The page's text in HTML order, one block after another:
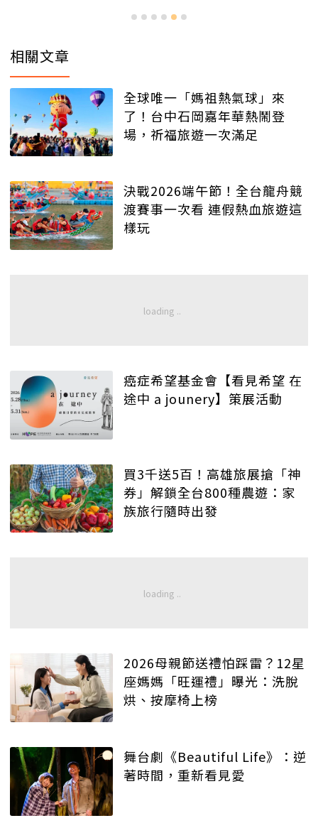
相關文章
全球唯一「媽祖熱氣球」來
了！台中石岡嘉年華熱鬧登
場，祈福旅遊一次滿足
決戰2026端午節！全台龍舟競
渡賽事一次看 連假熱血旅遊這
樣玩
癌症希望基金會【看見希望 在
途中 a jounery】策展活動
買3千送5百！高雄旅展搶「神
券」解鎖全台800種農遊：家
族旅行隨時出發
2026母親節送禮怕踩雷？12星
座媽媽「旺運禮」曝光：洗脫
烘、按摩椅上榜
舞台劇《Beautiful Life》：逆
著時間，重新看見愛